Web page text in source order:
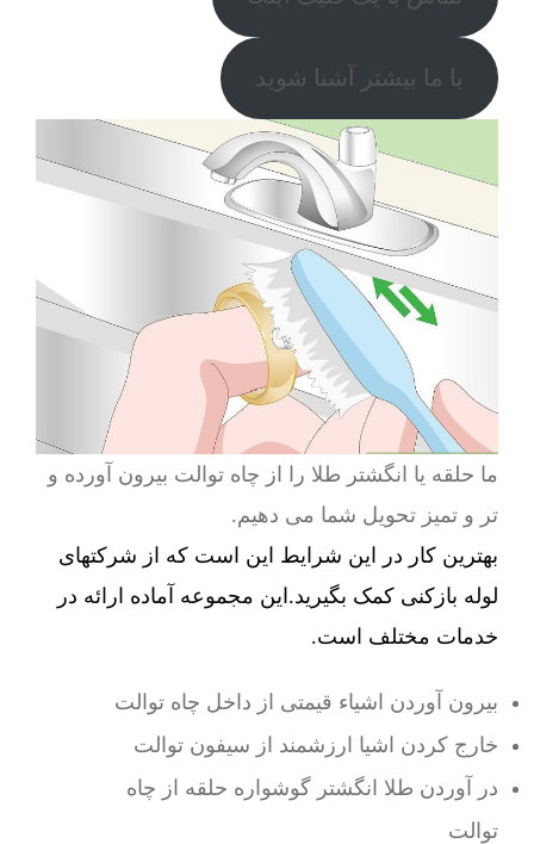
با ما بیشتر آشنا شوید
ما حلقه یا انگشتر طلا را از چاه توالت بیرون آورده و
تر و تمیز تحویل شما می دهیم.
بهترین کار در این شرایط این است که از شرکتهای
لوله بازکنی کمک بگیرید.این مجموعه آماده ارائه در
خدمات مختلف است.
بیرون آوردن اشیاء قیمتی از داخل چاه توالت
خارج کردن اشیا ارزشمند از سیفون توالت
در آوردن طلا انگشتر گوشواره حلقه از چاه
توالت